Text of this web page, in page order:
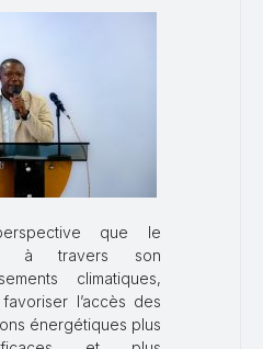
que le
à travers son
climatiques,
l’accès des
énergétiques plus